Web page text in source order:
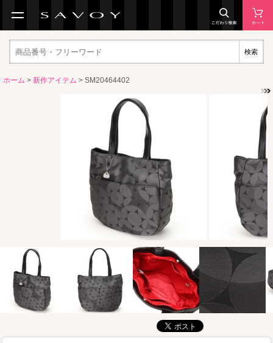
検索
ホーム > 新作アイテム > SM20464402